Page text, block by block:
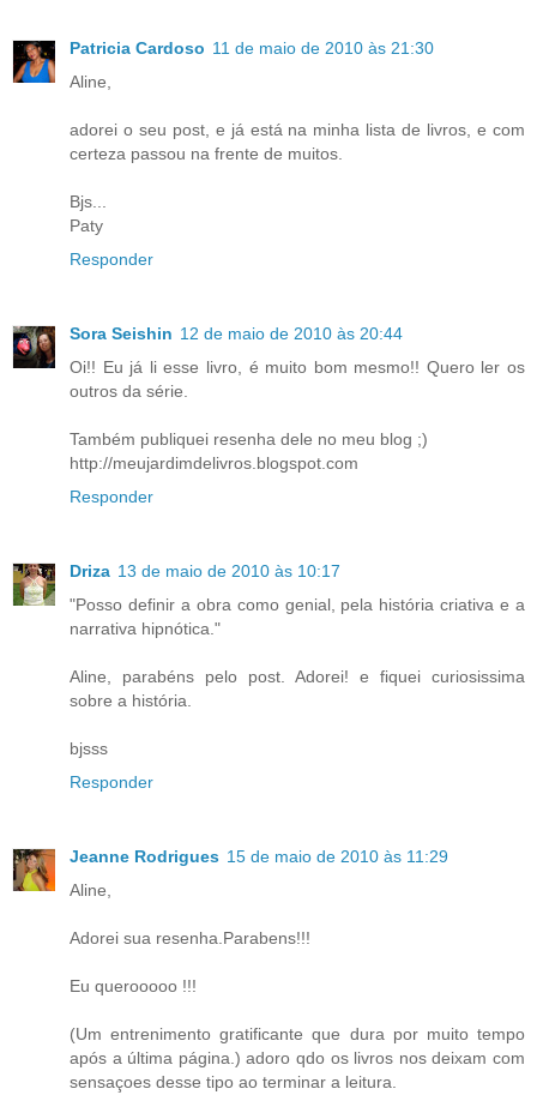
Patricia Cardoso 11 de maio de 2010 às 21:30
Aline,
adorei o seu post, e já está na minha lista de livros, e com
certeza passou na frente de muitos.
Bjs...
Paty
Responder
Sora Seishin 12 de maio de 2010 às 20:44
Oi!! Eu já li esse livro, é muito bom mesmo!! Quero ler os
outros da série.
Também publiquei resenha dele no meu blog ;)
http://meujardimdelivros.blogspot.com
Responder
Driza 13 de maio de 2010 às 10:17
"Posso definir a obra como genial, pela história criativa e a
narrativa hipnótica."
Aline, parabéns pelo post. Adorei! e fiquei curiosissima
sobre a história.
bjsss
Responder
Jeanne Rodrigues 15 de maio de 2010 às 11:29
Aline,
Adorei sua resenha.Parabens!!!
Eu querooooo !!!
(Um entrenimento gratificante que dura por muito tempo
após a última página.) adoro qdo os livros nos deixam com
sensaçoes desse tipo ao terminar a leitura.